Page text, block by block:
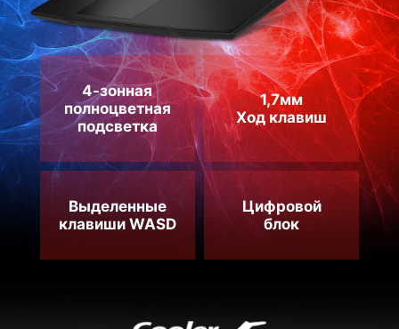
4-зонная
полноцветная
подсветка
1,7мм
Ход клавиш
Выделенные
клавиши WASD
Цифровой
блок